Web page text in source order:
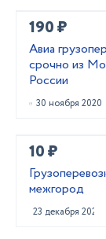
190 ₽
Авиа
срочно из
России
30 ноября 2020
10 ₽
межгород
23 декабря 2020